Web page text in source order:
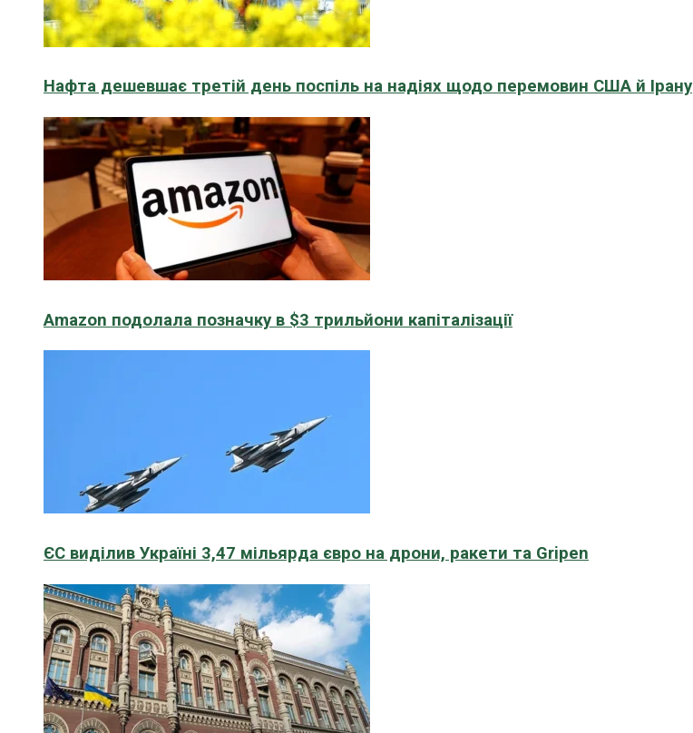
Нафта дешевшає третій день поспіль на надіях щодо перемовин США й Ірану
Amazon подолала позначку в $3 трильйони капіталізації
ЄС виділив Україні 3,47 мільярда євро на дрони, ракети та Gripen